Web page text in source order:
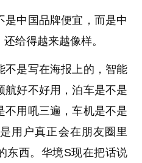
是中国品牌便宜，而是中
给得越来越像样。
不是写在海报上的，智能
航好不好用，泊车是不是
不用吼三遍，车机是不是
用户真正会在朋友圈里
东西。华境S现在把话说